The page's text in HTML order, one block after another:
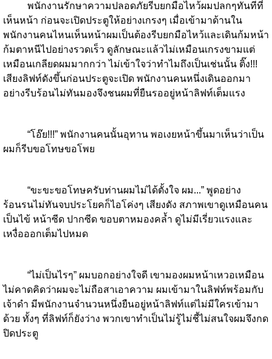
พนักงานรักษาความปลอดภัยรีบยกมือไหว้ผมปลกๆทันทีที่
เห็นหน้า​ ก่อนจะเปิดประตูให้อย่างเกรงๆ เมื่อเข้ามาด้านใน
พนักงานคนไหนเห็นหน้าผมเป็นต้องรีบยกมือไหว้และเดินก้มหน้า
ก้มตาหนีไปอย่างรวดเร็ว ดูลักษณะแล้วไม่เหมือนเกรงขามแต่
เหมือนเกลียดผมมากกว่า ไม่เข้าใจว่าทำไมถึงเป็นเช่นนั้น ติ๊ง!!!
เสียงลิฟท์ดังขึ้นก่อนประตูจะเปิด พนักงานคนหนึ่งเดินออกมา
อย่างรีบร้อนไม่ทันมองจึงชนผมที่ยืนรออยู่หน้าลิฟท์เต็มแรง
“โอ๊ย!!!” พนักงานคนนั้นอุทาน พอเงยหน้าขึ้นมาเห็นว่าเป็น
ผมก็รีบขอโทษขอโพย
“ขะขะขอโทษครับท่านผมไม่ได้ตั้งใจ ผม...” พูดอย่าง
ร้อนรนไม่ทันจบประโยคก็ไอโค่งๆ เสียงดัง สภาพเขาดูเหมือนคน
เป็นไข้ หน้าซีด ปากซีด ขอบตาหมองคล้ำ ดูไม่มีเรี่ยวแรงและ
เหงื่อออกเต็มไปหมด
“ไม่เป็นไรๆ” ผมบอกอย่างใจดี เขามองผมหน้าเหวอเหมือน
ไม่คาดคิดว่าผมจะไม่ถือสาเอาความ ผมเข้ามาในลิฟท์พร้อมกับ
เจ้าดำ มีพนักงานจำนวนหนึ่งยืนอยู่หน้าลิฟท์แต่ไม่มีใครเข้ามา
ด้วย ทั้งๆ ที่ลิฟท์ก็ยังว่าง พวกเขาทำเป็นไม่รู้ไม่ชี้ไม่สนใจผมจึงกด
ปิดประตู